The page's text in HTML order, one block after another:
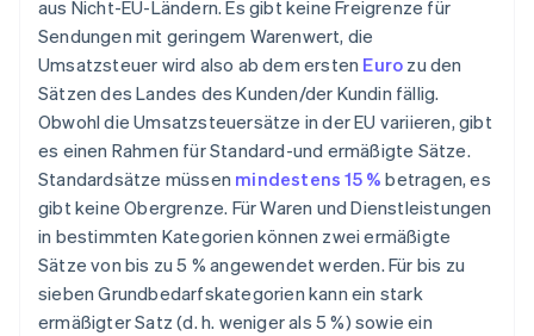
aus Nicht-EU-Ländern. Es gibt keine Freigrenze für
Sendungen mit geringem Warenwert, die
Umsatzsteuer wird also ab dem ersten Euro zu den
Sätzen des Landes des Kunden/der Kundin fällig.
Obwohl die Umsatzsteuersätze in der EU variieren, gibt
es einen Rahmen für Standard-und ermäßigte Sätze.
Standardsätze müssen mindestens 15 % betragen, es
gibt keine Obergrenze. Für Waren und Dienstleistungen
in bestimmten Kategorien können zwei ermäßigte
Sätze von bis zu 5 % angewendet werden. Für bis zu
sieben Grundbedarfskategorien kann ein stark
ermäßigter Satz (d. h. weniger als 5 %) sowie ein